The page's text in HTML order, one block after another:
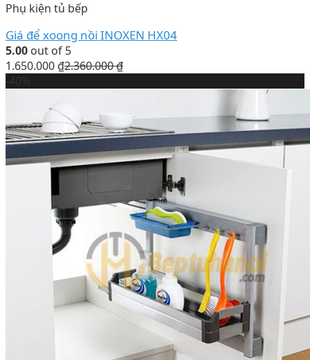
Phụ kiện tủ bếp
Giá để xoong nồi INOXEN HX04
5.00 out of 5
1.650.000 ₫2.360.000₫